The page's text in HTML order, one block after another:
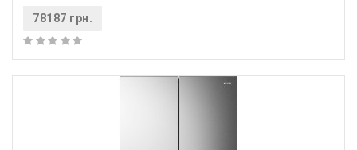
78187 грн.